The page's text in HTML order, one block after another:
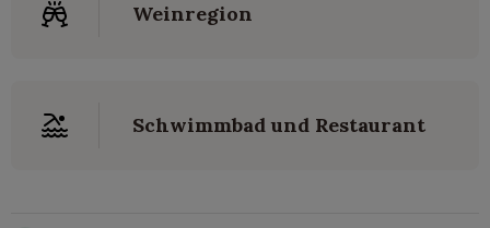
Weinregion
Schwimmbad und Restaurant